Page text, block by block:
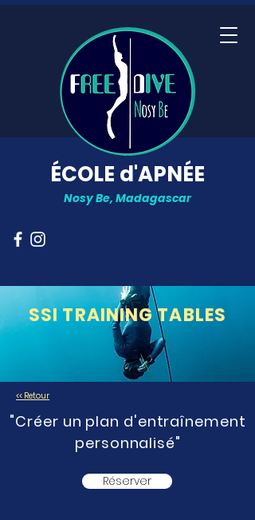
ÉCOLE d'APNÉE
Nosy Be, Madagascar
SSI TRAINING TABLES
<< Retour
"Créer un plan d'entraînement
personnalisé"
Réserver